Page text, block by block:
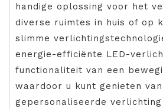
handige oplossing voor het
diverse ruimtes in huis of op
slimme
energie-efficiënte LED-
functionaliteit van een
waardoor u kunt genieten van
gepersonaliseerde